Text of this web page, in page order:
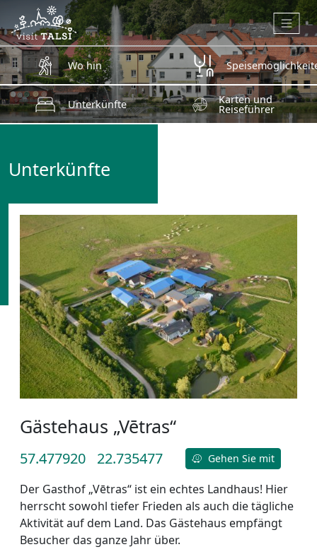
Zum Hauptinhalt springen
Wo hin
Unterkünfte Karten und
Reiseführer
Unterkünfte
Gästehaus „Vētras“
57.477920 22.735477 Gehen Sie mit
Der Gasthof „Vētras“ ist ein echtes Landhaus! Hier
herrscht sowohl tiefer Frieden als auch die tägliche
Aktivität auf dem Land. Das Gästehaus empfängt
Besucher das ganze Jahr über.